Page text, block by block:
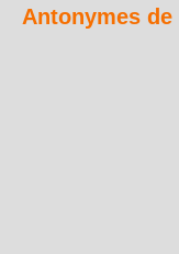
Antonymes de